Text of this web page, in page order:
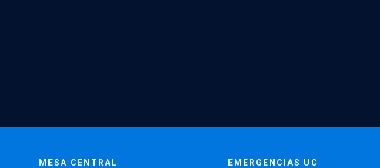
MESA CENTRAL EMERGENCIAS UC